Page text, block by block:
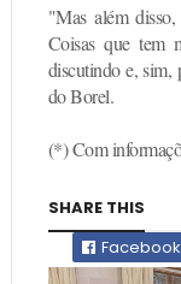
"Mas além
Coisas que tem
discutindo e, sim,
do Borel.
(*) Com
SHARE THIS
Facebook